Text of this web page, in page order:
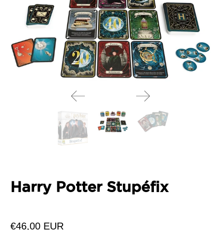
Harry Potter Stupéfix
€46,00 EUR